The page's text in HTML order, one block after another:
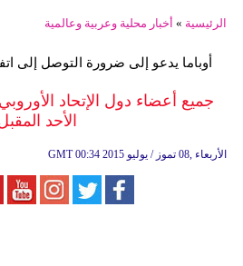
الرئيسية » أخبار محلية وعربية وعالمية
أوباما يدعو إلى ضرورة التوصل
جميع أعضاء دول الإتحاد
الأحد
GMT 00:34 2015 الأربعاء ,08 تموز / يوليو